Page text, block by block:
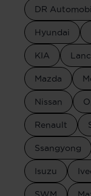
DR
Hyundai
KIA
Mazda
Nissan
Renault
Ssangyong
Isuzu